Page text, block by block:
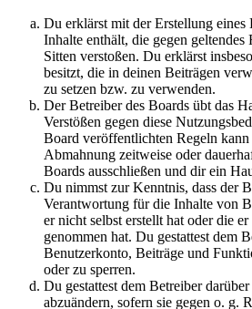
Du erklärst mit der Erstellung eines
Inhalte enthält, die gegen geltendes
Sitten verstoßen. Du erklärst
besitzt, die in deinen Beiträgen
zu setzen bzw. zu verwenden.
Der Betreiber des Boards übt das
Verstößen gegen diese
Board veröffentlichten Regeln
Abmahnung zeitweise oder
Boards ausschließen und dir ein
Du nimmst zur Kenntnis, dass der
Verantwortung für die Inhalte von
er nicht selbst erstellt hat oder die
genommen hat. Du gestattest dem
Benutzerkonto, Beiträge und
oder zu sperren.
Du gestattest dem Betreiber
abzuändern, sofern sie gegen o. g.